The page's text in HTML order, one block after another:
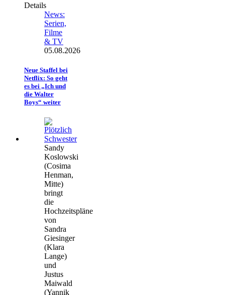
Details
News:
Serien,
Filme
& TV
05.08.2026
Neue Staffel bei
Netflix: So geht
es bei „Ich und
die Walter
Boys“ weiter
Sandy
Koslowski
(Cosima
Henman,
Mitte)
bringt
die
Hochzeitspläne
von
Sandra
Giesinger
(Klara
Lange)
und
Justus
Maiwald
(Yannik